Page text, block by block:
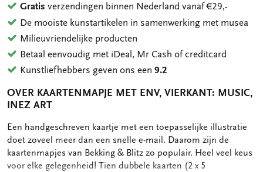
Gratis verzendingen binnen Nederland vanaf €29,-
De mooiste kunstartikelen in samenwerking met musea
Milieuvriendelijke producten
Betaal eenvoudig met iDeal, Mr Cash of creditcard
Kunstliefhebbers geven ons een9.2
OVER KAARTENMAPJE MET ENV, VIERKANT: MUSIC,
INEZ ART
OMSCHRIJVING
Een handgeschreven kaartje met een toepasselijke illustratie
doet zoveel meer dan een snelle e-mail. Daarom zijn de
kaartenmapjes van Bekking & Blitz zo populair. Heel veel keus
voor elke gelegenheid! Tien dubbele kaarten (2 x 5